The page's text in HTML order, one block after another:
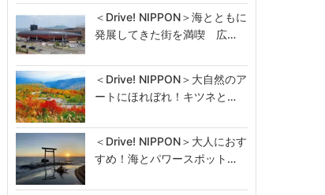
＜Drive! NIPPON＞海とともに
発展してきた街を満喫 広…
＜Drive! NIPPON＞大自然のア
ートにほれぼれ！キツネと…
＜Drive! NIPPON＞大人におす
すめ！海とパワースポット…